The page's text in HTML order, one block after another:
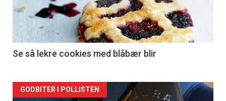
nå
2
Se så lekre cookies med blåbær blir
Forsiden
GODBITER I POLLISTEN